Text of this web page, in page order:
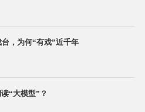
，为何“有戏”近千年
“大模型”？